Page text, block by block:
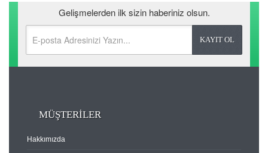
Gelişmelerden ilk sizin haberiniz olsun.
MÜŞTERİLER
Hakkımızda